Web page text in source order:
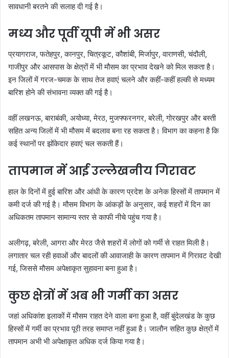
सावधानी बरतने की सलाह दी गई है।
मध्य और पूर्वी यूपी में भी असर
प्रयागराज, फतेहपुर, कानपुर, चित्रकूट, कौशांबी, मिर्जापुर, वाराणसी, चंदौली,
गाजीपुर और आसपास के क्षेत्रों में भी मौसम का प्रभाव देखने को मिल सकता है।
इन जिलों में गरज-चमक के साथ तेज हवाएं चलने और कहीं-कहीं हल्की से मध्यम
बारिश होने की संभावना व्यक्त की गई है।
वहीं लखनऊ, बाराबंकी, अयोध्या, मेरठ, मुजफ्फरनगर, बरेली, गोरखपुर और बस्ती
सहित अन्य जिलों में भी मौसम में बदलाव बना रह सकता है। विभाग का कहना है कि
कई स्थानों पर झोंकेदार हवाएं चल सकती हैं।
तापमान में आई उल्लेखनीय गिरावट
हाल के दिनों में हुई बारिश और आंधी के कारण प्रदेश के अनेक हिस्सों में तापमान में
कमी दर्ज की गई है। मौसम विभाग के आंकड़ों के अनुसार, कई शहरों में दिन का
अधिकतम तापमान सामान्य स्तर से काफी नीचे पहुंच गया है।
अलीगढ़, बरेली, आगरा और मेरठ जैसे शहरों में लोगों को गर्मी से राहत मिली है।
लगातार चल रही हवाओं और बादलों की आवाजाही के कारण तापमान में गिरावट देखी
गई, जिससे मौसम अपेक्षाकृत सुहावना बना हुआ है।
कुछ क्षेत्रों में अब भी गर्मी का असर
जहां अधिकांश इलाकों में मौसम राहत देने वाला बना हुआ है, वहीं बुंदेलखंड के कुछ
हिस्सों में गर्मी का प्रभाव पूरी तरह समाप्त नहीं हुआ है। जालौन सहित कुछ क्षेत्रों में
तापमान अभी भी अपेक्षाकृत अधिक दर्ज किया गया है।